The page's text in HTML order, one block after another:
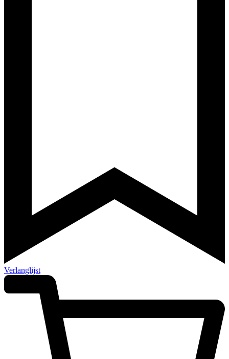
Verlanglijst